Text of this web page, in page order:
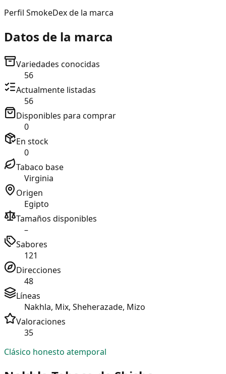
Perfil SmokeDex de la marca
Datos de la marca
Variedades conocidas
56
Actualmente listadas
56
Disponibles para comprar
0
En stock
0
Tabaco base
Virginia
Origen
Egipto
Tamaños disponibles
–
Sabores
121
Direcciones
48
Líneas
Nakhla, Mix, Sheherazade, Mizo
Valoraciones
35
Clásico honesto atemporal